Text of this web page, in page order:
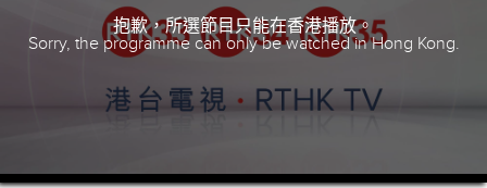
抱歉，所選節目只能在香港播放。
Sorry, the programme can only be watched in Hong Kong.